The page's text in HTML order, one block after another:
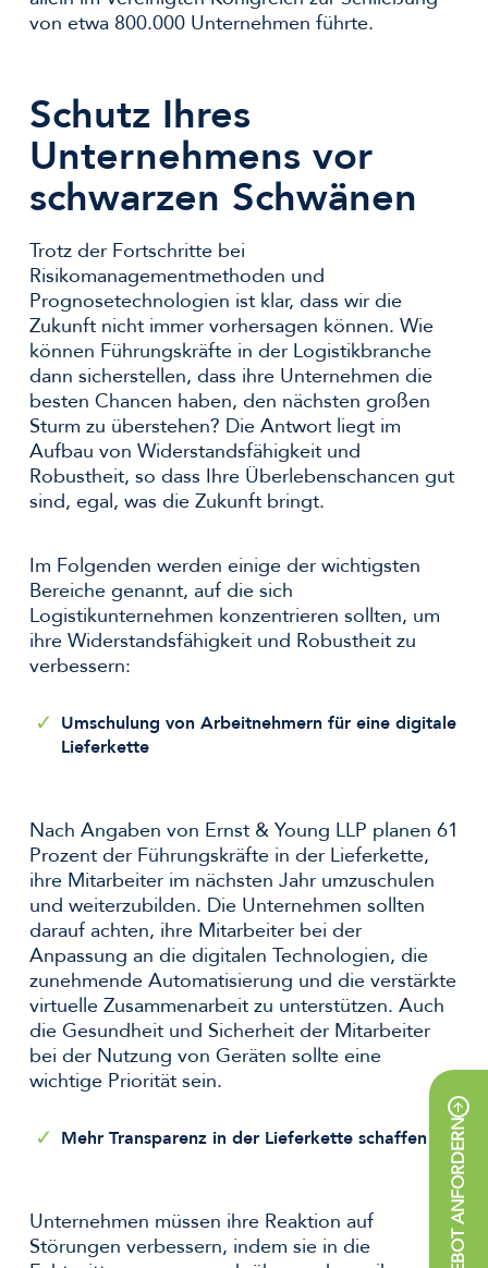
ANGEBOT ANFORDERN
von etwa 800.000 Unternehmen führte.
Schutz Ihres
Unternehmens vor
schwarzen Schwänen
Trotz der Fortschritte bei
Risikomanagementmethoden und
Prognosetechnologien ist klar, dass wir die
Zukunft nicht immer vorhersagen können. Wie
können Führungskräfte in der Logistikbranche
dann sicherstellen, dass ihre Unternehmen die
besten Chancen haben, den nächsten großen
Sturm zu überstehen? Die Antwort liegt im
Aufbau von Widerstandsfähigkeit und
Robustheit, so dass Ihre Überlebenschancen gut
sind, egal, was die Zukunft bringt.
Im Folgenden werden einige der wichtigsten
Bereiche genannt, auf die sich
Logistikunternehmen konzentrieren sollten, um
ihre Widerstandsfähigkeit und Robustheit zu
verbessern:
Umschulung von Arbeitnehmern für eine digitale
Lieferkette
Nach Angaben von Ernst & Young LLP planen 61
Prozent der Führungskräfte in der Lieferkette,
ihre Mitarbeiter im nächsten Jahr umzuschulen
und weiterzubilden. Die Unternehmen sollten
darauf achten, ihre Mitarbeiter bei der
Anpassung an die digitalen Technologien, die
zunehmende Automatisierung und die verstärkte
virtuelle Zusammenarbeit zu unterstützen. Auch
die Gesundheit und Sicherheit der Mitarbeiter
bei der Nutzung von Geräten sollte eine
wichtige Priorität sein.
Mehr Transparenz in der Lieferkette schaffen
Unternehmen müssen ihre Reaktion auf
Störungen verbessern, indem sie in die